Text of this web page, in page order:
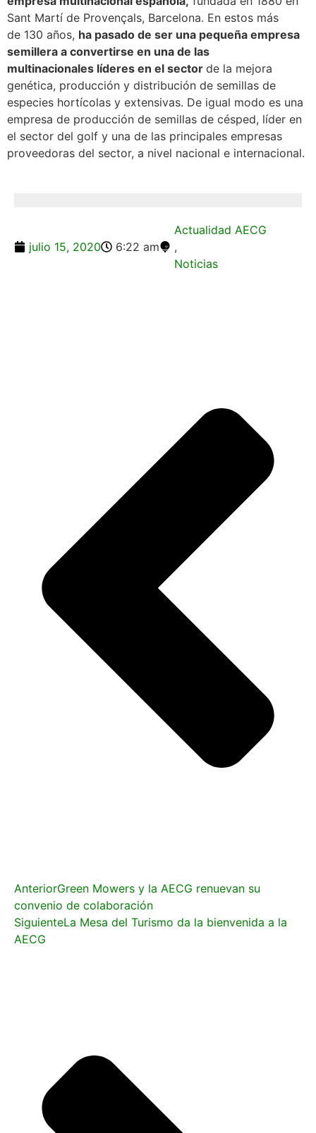
Sant Martí de Provençals, Barcelona. En estos más
de 130 años, ha pasado de ser una pequeña empresa
semillera a convertirse en una de las
multinacionales líderes en el sector de la mejora
genética, producción y distribución de semillas de
especies hortícolas y extensivas. De igual modo es una
empresa de producción de semillas de césped, líder en
el sector del golf y una de las principales empresas
proveedoras del sector, a nivel nacional e internacional.
julio 15, 2020 6:22 am
Actualidad AECG
,
Noticias
AnteriorGreen Mowers y la AECG renuevan su
convenio de colaboración
SiguienteLa Mesa del Turismo da la bienvenida a la
AECG